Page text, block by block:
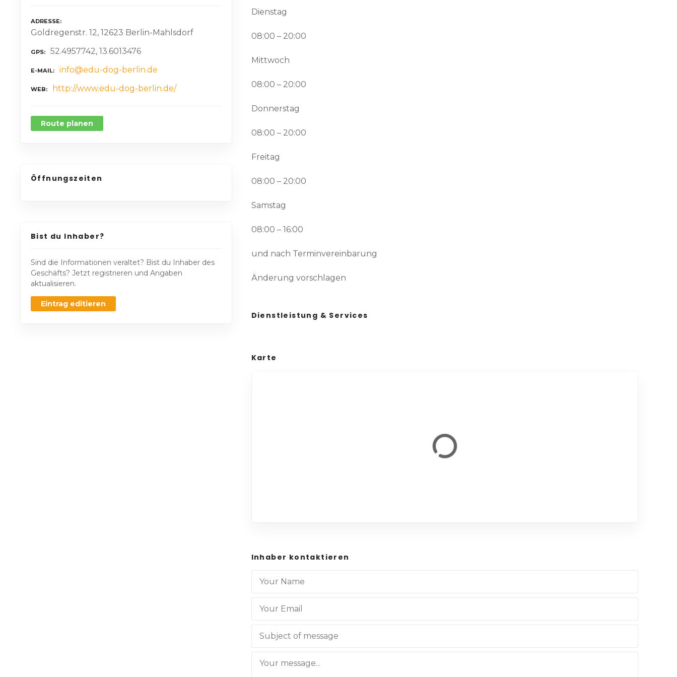
ADRESSE
Goldregenstr. 12, 12623 Berlin-Mahlsdorf
GPS 52.4957742, 13.6013476
E-MAIL info@edu-dog-berlin.de
WEB http://www.edu-dog-berlin.de/
Route planen
Öffnungszeiten
Bist du Inhaber?
Sind die Informationen veraltet? Bist du Inhaber des
Geschäfts? Jetzt registrieren und Angaben
aktualisieren.
Eintrag editieren
Dienstag
08:00 – 20:00
Mittwoch
08:00 – 20:00
Donnerstag
08:00 – 20:00
Freitag
08:00 – 20:00
Samstag
08:00 – 16:00
und nach Terminvereinbarung
Änderung vorschlagen
Dienstleistung & Services
Karte
Inhaber kontaktieren